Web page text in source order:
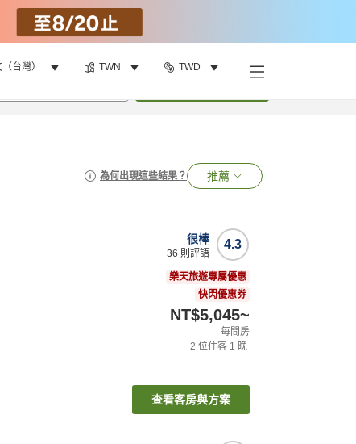
台灣） TWN TWD
為何出現這些結果？ 推薦
4.3
很棒
36 則評語
樂天旅遊專屬優惠
快閃優惠券
NT$5,045~
每間房
2 位住客 1 晚
查看客房與方案